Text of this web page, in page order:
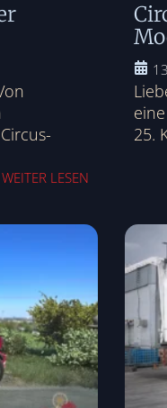
WEITER LESEN
25.